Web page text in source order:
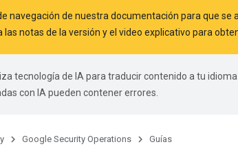
navegación de nuestra documentación para que se
las notas de la versión y el video explicativo para
tecnología de IA para traducir contenido a tu idioma
con IA pueden contener errores.
Google Security Operations Guías